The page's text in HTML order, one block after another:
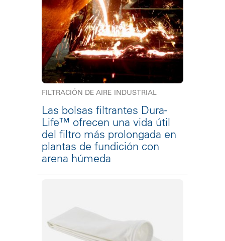
FILTRACIÓN DE AIRE INDUSTRIAL
Las bolsas filtrantes Dura-
Life™ ofrecen una vida útil
del filtro más prolongada en
plantas de fundición con
arena húmeda